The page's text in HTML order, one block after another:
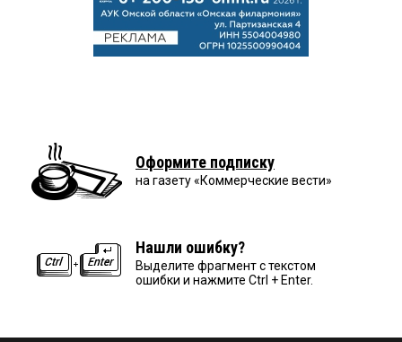
Оформите подписку
на газету «Коммерческие вести»
Нашли ошибку?
Выделите фрагмент с текстом
ошибки и нажмите Ctrl + Enter.